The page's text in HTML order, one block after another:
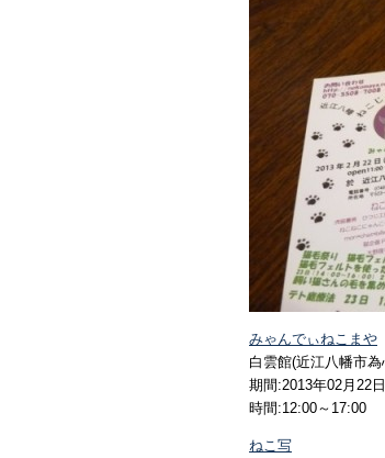
みゃんでぃねこまや
白雲館(近江八幡市
期間:2013年02月22
時間:12:00～17:00
ねこ写